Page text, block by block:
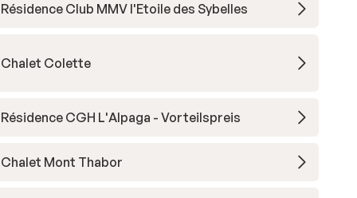
Résidence Club MMV l'Etoile des Sybelles
Chalet Colette
Résidence CGH L'Alpaga - Vorteilspreis
Chalet Mont Thabor